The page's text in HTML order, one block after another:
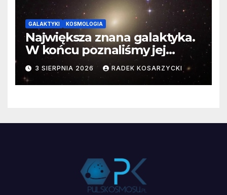
GALAKTYKI KOSMOLOGIA
Największa znana galaktyka.
W końcu poznaliśmy jej
faktyczne wymiary
3 SIERPNIA 2026 RADEK KOSARZYCKI